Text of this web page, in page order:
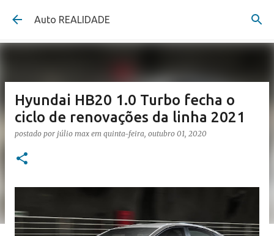
Pular para o conteúdo principal
Auto REALIDADE
Hyundai HB20 1.0 Turbo fecha o
ciclo de renovações da linha 2021
postado por júlio max em quinta-feira, outubro 01, 2020